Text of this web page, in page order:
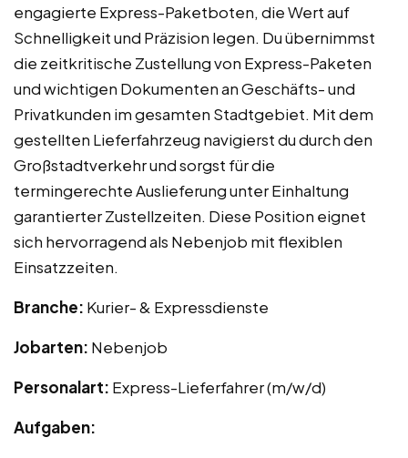
engagierte Express-Paketboten, die Wert auf
Schnelligkeit und Präzision legen. Du übernimmst
die zeitkritische Zustellung von Express-Paketen
und wichtigen Dokumenten an Geschäfts- und
Privatkunden im gesamten Stadtgebiet. Mit dem
gestellten Lieferfahrzeug navigierst du durch den
Großstadtverkehr und sorgst für die
termingerechte Auslieferung unter Einhaltung
garantierter Zustellzeiten. Diese Position eignet
sich hervorragend als Nebenjob mit flexiblen
Einsatzzeiten.
Branche: Kurier- & Expressdienste
Jobarten: Nebenjob
Personalart: Express-Lieferfahrer (m/w/d)
Aufgaben: